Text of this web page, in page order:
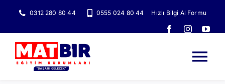
content
0312 280 80 44 0555 024 80 44 Hızlı Bilgi Al Formu